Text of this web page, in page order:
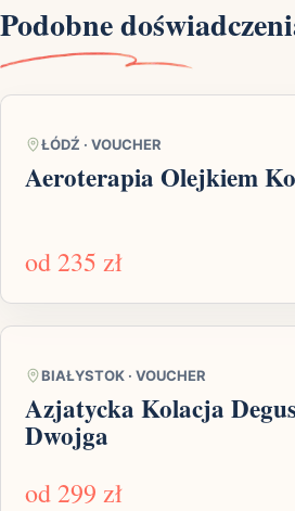
Podobne
ŁÓDŹ · VOUCHER
Aeroterapia Olejkiem
od 235 zł
BIAŁYSTOK · VOUCHER
Azjatycka Kolacja
Dwojga
od 299 zł